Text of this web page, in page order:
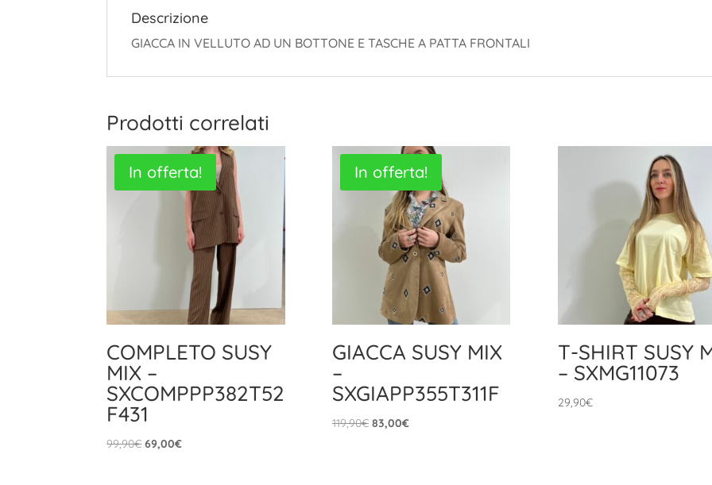
Descrizione
GIACCA IN VELLUTO AD UN BOTTONE E TASCHE A PATTA FRONTALI
Prodotti correlati
In offerta!
COMPLETO SUSY
MIX –
SXCOMPPP382T52
F431
99,90€Il
69,00€Il
In offerta!
GIACCA SUSY MIX
–
SXGIAPP355T311F
119,90€ Il
83,00€Il
T-SHIRT SUSY
– SXMG11073
29,90€